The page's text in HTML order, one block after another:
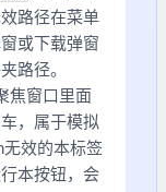
路径在菜单
或下载弹窗
路径。
焦窗口里面
，属于模拟
效的本标签
本按钮，会